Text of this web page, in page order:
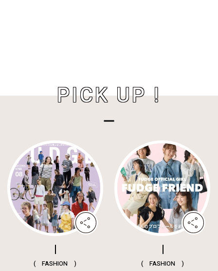
PICK UP !
( FASHION ) ( FASHION )